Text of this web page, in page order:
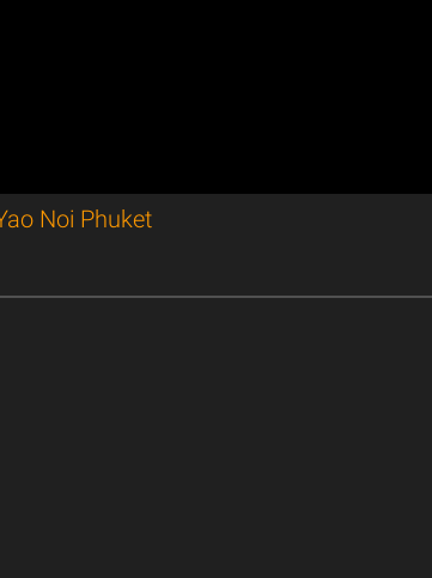
Noi Phuket